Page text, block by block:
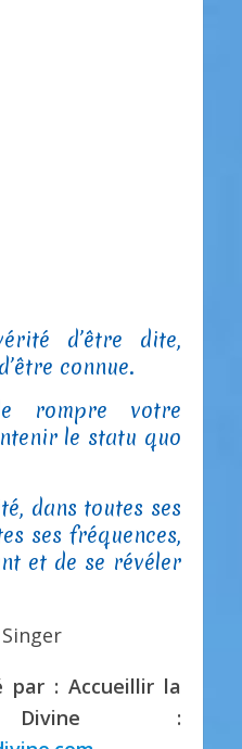
d’être dite,
connue.
rompre votre
le statu quo
dans toutes ses
ses fréquences,
et de se révéler
par : Accueillir la
Divine :